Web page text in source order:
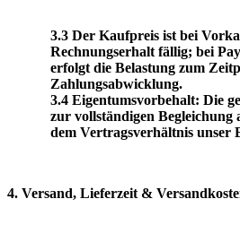
3.3 Der Kaufpreis ist bei
Rechnungserhalt fällig; bei
erfolgt die Belastung zum
Zahlungsabwicklung.
3.4 Eigentumsvorbehalt: Die
zur vollständigen Begleichung
dem Vertragsverhältnis unser
4. Versand, Lieferzeit &